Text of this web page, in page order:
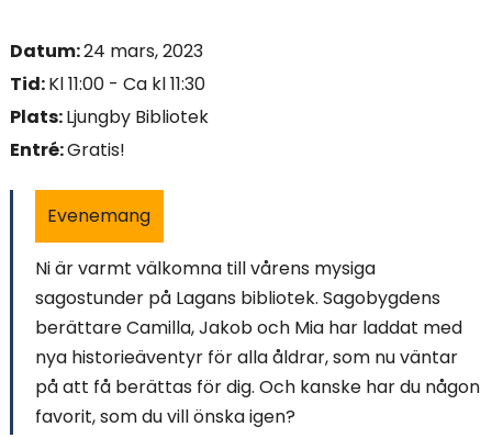
d
n
n
Datum:24 mars, 2023
Tid:Kl 11:00 - Ca kl 11:30
Plats:Ljungby Bibliotek
Entré:Gratis!
Evenemang
Ni är varmt välkomna till vårens mysiga
sagostunder på Lagans bibliotek. Sagobygdens
berättare Camilla, Jakob och Mia har laddat med
nya historieäventyr för alla åldrar, som nu väntar
på att få berättas för dig. Och kanske har du någon
favorit, som du vill önska igen?